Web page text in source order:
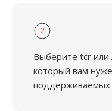
2
Выберите tcr или
который вам
поддерживаемых